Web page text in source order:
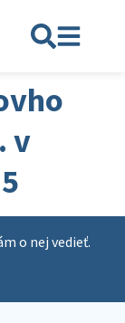
v
o nej vedieť.